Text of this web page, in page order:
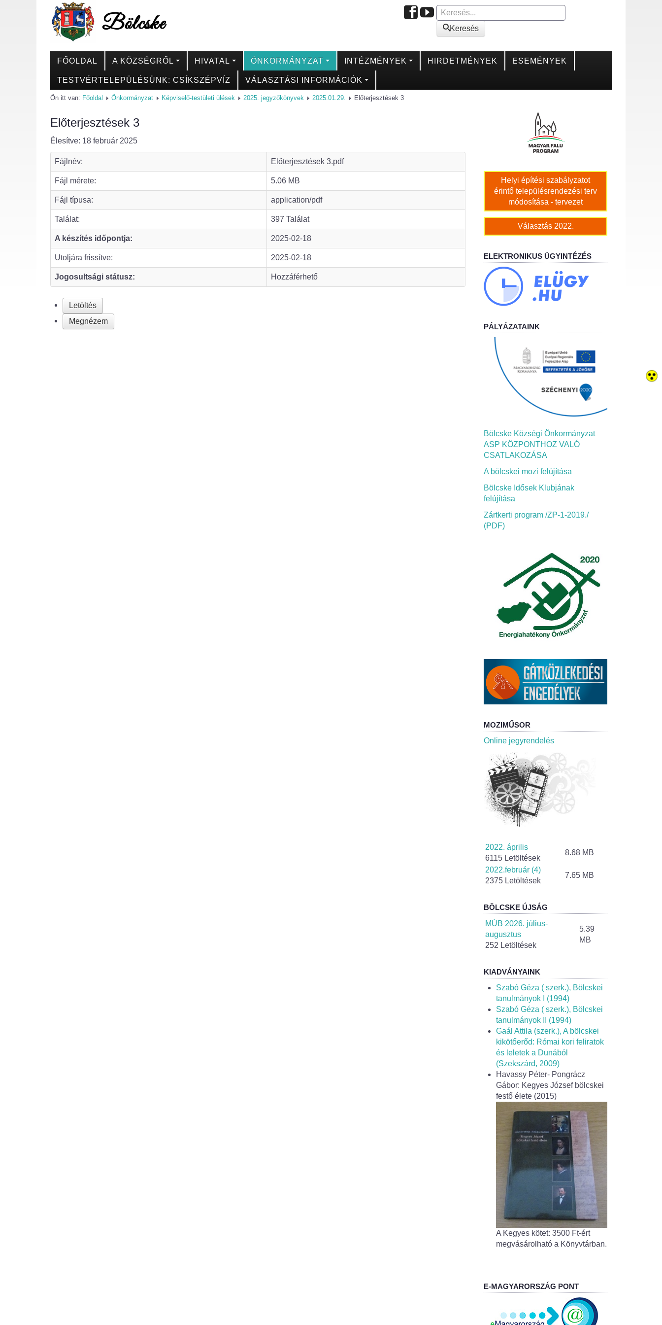
Keresés
FŐOLDAL A KÖZSÉGRŐL HIVATAL ÖNKORMÁNYZAT INTÉZMÉNYEK HIRDETMÉNYEK ESEMÉNYEK
TESTVÉRTELEPÜLÉSÜNK: CSÍKSZÉPVÍZ VÁLASZTÁSI INFORMÁCIÓK
Ön itt van: Főoldal Önkormányzat Képviselő-testületi ülések 2025. jegyzőkönyvek 2025.01.29. Előterjesztések 3
Előterjesztések 3
Élesítve: 18 február 2025
Fájlnév: Előterjesztések 3.pdf
Fájl mérete: 5.06 MB
Fájl típusa: application/pdf
Találat: 397 Találat
A készítés időpontja: 2025-02-18
Utoljára frissítve: 2025-02-18
Jogosultsági státusz: Hozzáférhető
Letöltés
Megnézem
Helyi építési szabályzatot
érintő településrendezési terv
módosítása - tervezet
Választás 2022.
ELEKTRONIKUS ÜGYINTÉZÉS
PÁLYÁZATAINK
Bölcske Községi Önkormányzat
ASP KÖZPONTHOZ VALÓ
CSATLAKOZÁSA
A bölcskei mozi felújítása
Bölcske Idősek Klubjának
felújítása
Zártkerti program /ZP-1-2019./
(PDF)
MOZIMŰSOR
Online jegyrendelés
2022. április
6115 Letöltések
8.68 MB
2022.február (4)
2375 Letöltések
7.65 MB
BÖLCSKE ÚJSÁG
MÚB 2026. július-
augusztus
252 Letöltések
5.39
MB
KIADVÁNYAINK
Szabó Géza ( szerk.), Bölcskei
tanulmányok I (1994)
Szabó Géza ( szerk.), Bölcskei
tanulmányok II (1994)
Gaál Attila (szerk.), A bölcskei
kikötőerőd: Római kori feliratok
és leletek a Dunából
(Szekszárd, 2009)
Havassy Péter- Pongrácz
Gábor: Kegyes József bölcskei
festő élete (2015)
A Kegyes kötet: 3500 Ft-ért
megvásárolható a Könyvtárban.
E-MAGYARORSZÁG PONT